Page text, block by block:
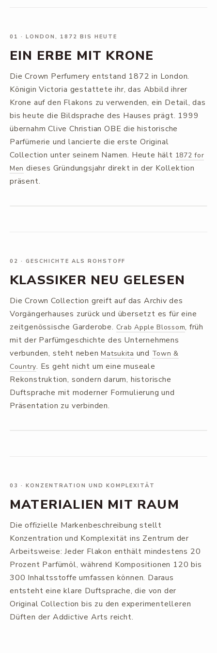
01 · LONDON, 1872 BIS HEUTE
EIN ERBE MIT KRONE
Die Crown Perfumery entstand 1872 in London.
Königin Victoria gestattete ihr, das Abbild ihrer
Krone auf den Flakons zu verwenden, ein Detail, das
bis heute die Bildsprache des Hauses prägt. 1999
übernahm Clive Christian OBE die historische
Parfümerie und lancierte die erste Original
Collection unter seinem Namen. Heute hält 1872 for
Men dieses Gründungsjahr direkt in der Kollektion
präsent.
02 · GESCHICHTE ALS ROHSTOFF
KLASSIKER NEU GELESEN
Die Crown Collection greift auf das Archiv des
Vorgängerhauses zurück und übersetzt es für eine
zeitgenössische Garderobe. Crab Apple Blossom, früh
mit der Parfümgeschichte des Unternehmens
verbunden, steht nebenMatsukita und Town &
Country. Es geht nicht um eine museale
Rekonstruktion, sondern darum, historische
Duftsprache mit moderner Formulierung und
Präsentation zu verbinden.
03 · KONZENTRATION UND KOMPLEXITÄT
MATERIALIEN MIT RAUM
Die offizielle Markenbeschreibung stellt
Konzentration und Komplexität ins Zentrum der
Arbeitsweise: Jeder Flakon enthält mindestens 20
Prozent Parfümöl, während Kompositionen 120 bis
300 Inhaltsstoffe umfassen können. Daraus
entsteht eine klare Duftsprache, die von der
Original Collection bis zu den experimentelleren
Düften der Addictive Arts reicht.